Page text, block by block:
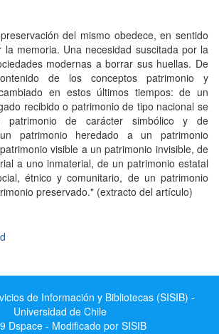
del mismo obedece, en sentido
la memoria. Una necesidad suscitada por la
modernas a borrar sus huellas. De
de los conceptos patrimonio y
en estos últimos tiempos: de un
recibido o patrimonio de tipo nacional se
de carácter simbólico y de
patrimonio heredado a un patrimonio
visible a un patrimonio invisible, de
a uno inmaterial, de un patrimonio estatal
étnico y comunitario, de un patrimonio
preservado." (extracto del artículo)
de Información y Bibliotecas (SISIB) -
Universidad de Chile
Dspace - Modificado por SISIB